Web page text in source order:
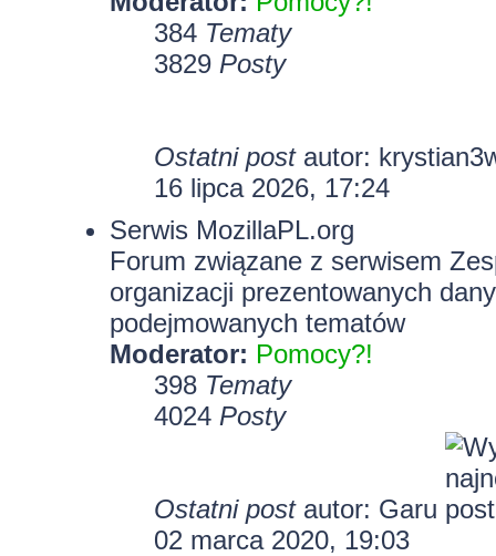
384 Tematy
3829 Posty
Ostatni postautor:
16 lipca 2026, 17:24
Serwis MozillaPL.org
Forum związane z serwisem
organizacji prezentowanych
podejmowanych tematów
Moderator: Pomocy?!
398 Tematy
4024 Posty
Ostatni postautor: Garu
02 marca 2020, 19:03